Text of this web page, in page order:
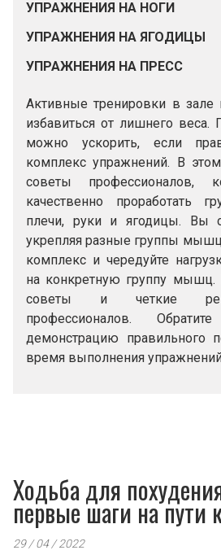
УПРАЖНЕНИЯ НА НОГИ
УПРАЖНЕНИЯ НА ЯГОДИЦЫ
УПРАЖНЕНИЯ НА ПРЕСС
Активные тренировки в
избавиться от лишнего веса.
можно ускорить, если
комплекс упражнений. В
советы профессионалов,
качественно проработать
плечи, руки и ягодицы. Вы
укрепляя разные группы
комплекс и чередуйте
на конкретную группу мышц.
советы и четкие
профессионалов.
демонстрацию правильного
время выполнения
Ходьба для
первые шаги на пути
29 / 04 / 2022